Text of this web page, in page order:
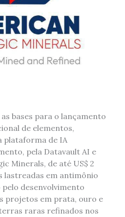
bases para o lançamento
de elementos,
plataforma de IA
pela Datavault AI e
Minerals, de até US$ 2
lastreadas em antimônio
desenvolvimento
projetos em prata, ouro e
raras refinados nos